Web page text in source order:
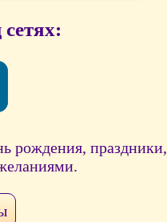
рождения, праздники,